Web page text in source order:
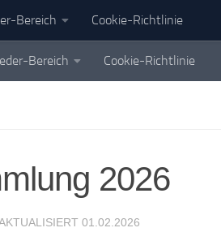
Bereich Cookie-Richtlinie
Bereich Cookie-Richtlinie
2026
01.02.2026